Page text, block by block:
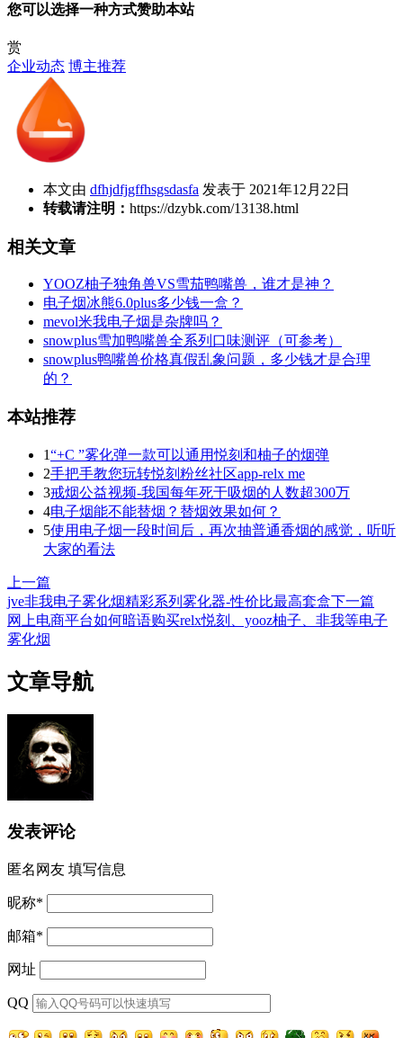
您可以选择一种方式赞助本站
赏
企业动态 博主推荐
本文由 dfhjdfjgffhsgsdasfa 发表于 2021年12月22日
转载请注明： https://dzybk.com/13138.html
相关文章
YOOZ柚子独角兽VS雪茄鸭嘴兽，谁才是神？
电子烟冰熊6.0plus多少钱一盒？
mevol米我电子烟是杂牌吗？
snowplus雪加鸭嘴兽全系列口味测评（可参考）
snowplus鸭嘴兽价格真假乱象问题，多少钱才是合理
的？
本站推荐
1“+C ”雾化弹一款可以通用悦刻和柚子的烟弹
2手把手教您玩转悦刻粉丝社区app-relx me
3戒烟公益视频-我国每年死于吸烟的人数超300万
4电子烟能不能替烟？替烟效果如何？
5使用电子烟一段时间后，再次抽普通香烟的感觉，听听
大家的看法
上一篇
jve非我电子雾化烟精彩系列雾化器-性价比最高套盒下一篇
网上电商平台如何暗语购买relx悦刻、yooz柚子、非我等电子
雾化烟
文章导航
发表评论
匿名网友 填写信息
昵称*
邮箱*
网址
QQ